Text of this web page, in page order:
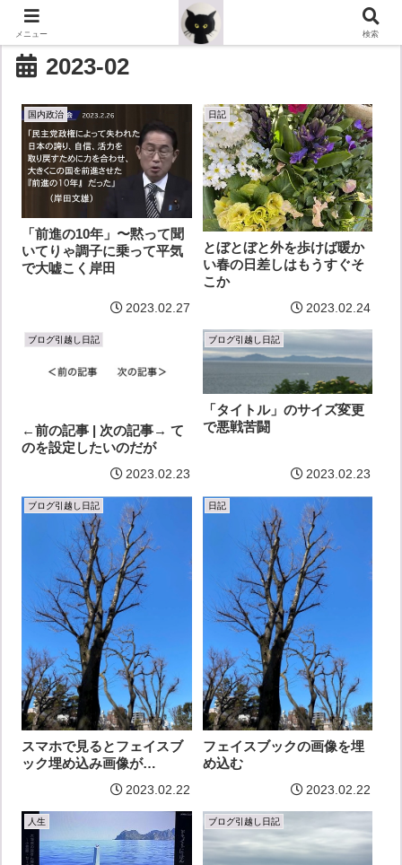
2023-02
国内政治
「前進の10年」〜黙って聞
いてりゃ調子に乗って平気
で大嘘こく岸田
2023.02.27
日記
とぼとぼと外を歩けば暖か
い春の日差しはもうすぐそ
こか
2023.02.24
ブログ引越し日記
←前の記事 | 次の記事→ て
のを設定したいのだが
2023.02.23
ブログ引越し日記
「タイトル」のサイズ変更
で悪戦苦闘
2023.02.23
ブログ引越し日記
スマホで見るとフェイスブ
ック埋め込み画像が…
2023.02.22
日記
フェイスブックの画像を埋
め込む
2023.02.22
人生 ブログ引越し日記
メニュー 検索